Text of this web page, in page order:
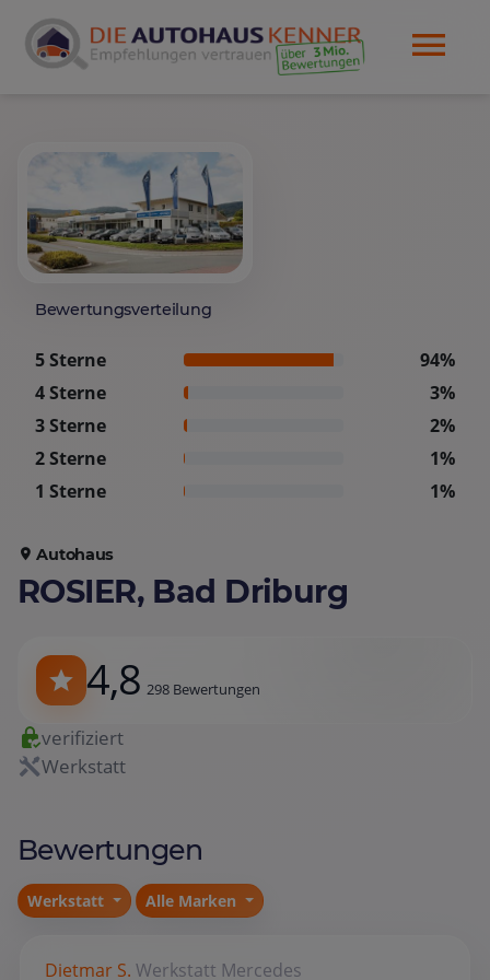
Bewertungsverteilung
5 Sterne
94%
4 Sterne
3%
3 Sterne
2%
2 Sterne
1%
1 Sterne
1%
Autohaus
ROSIER, Bad Driburg
4,8 298 Bewertungen
verifiziert
Werkstatt
Bewertungen
Werkstatt Alle Marken
Dietmar S. Werkstatt Mercedes